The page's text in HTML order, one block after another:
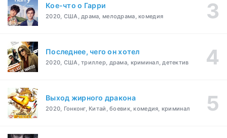
Кое-что о Гарри
2020, США, драма, мелодрама, комедия
Последнее, чего он хотел
2020, США, триллер, драма, криминал, детектив
Выход жирного дракона
2020, Гонконг, Китай, боевик, комедия, криминал